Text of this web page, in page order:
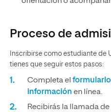
Proceso de
Inscribirse como estudiante de
tienes que seguir estos pasos:
Completa el
información en línea.
Recibirás la llamada